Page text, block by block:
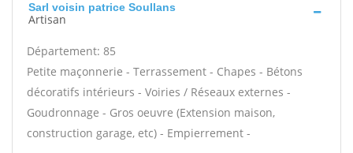
Sarl voisin patrice Soullans
Artisan
Département: 85
Petite maçonnerie - Terrassement - Chapes - Bétons
décoratifs intérieurs - Voiries / Réseaux externes -
Goudronnage - Gros oeuvre (Extension maison,
construction garage, etc) - Empierrement -